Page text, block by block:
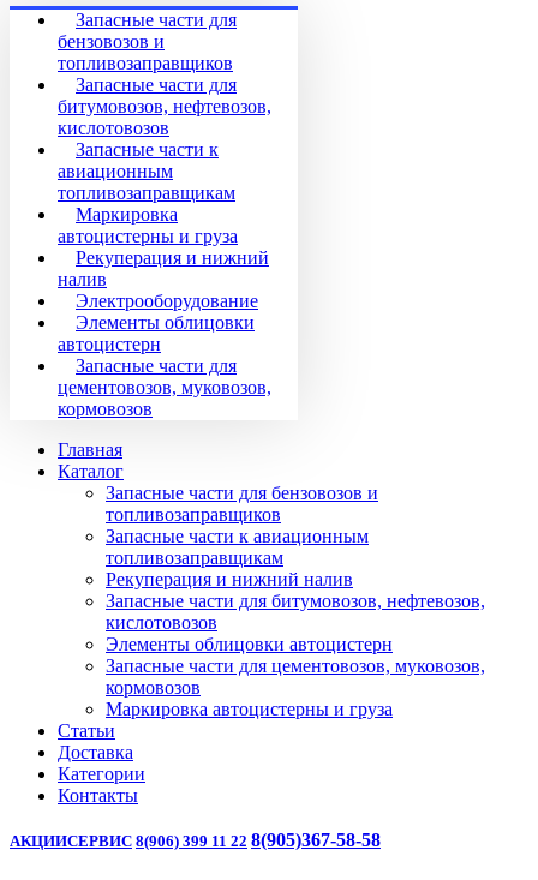
Запасные части для
бензовозов и
топливозаправщиков
Запасные части для
битумовозов, нефтевозов,
кислотовозов
Запасные части к
авиационным
топливозаправщикам
Маркировка
автоцистерны и груза
Рекуперация и нижний
налив
Электрооборудование
Элементы облицовки
автоцистерн
Запасные части для
цементовозов, муковозов,
кормовозов
Главная
Каталог
Запасные части для бензовозов и
топливозаправщиков
Запасные части к авиационным
топливозаправщикам
Рекуперация и нижний налив
Запасные части для битумовозов, нефтевозов,
кислотовозов
Элементы облицовки автоцистерн
Запасные части для цементовозов, муковозов,
кормовозов
Маркировка автоцистерны и груза
Статьи
Доставка
Категории
Контакты
АКЦИИСЕРВИС 8(906) 399 11 22 8(905)367-58-58